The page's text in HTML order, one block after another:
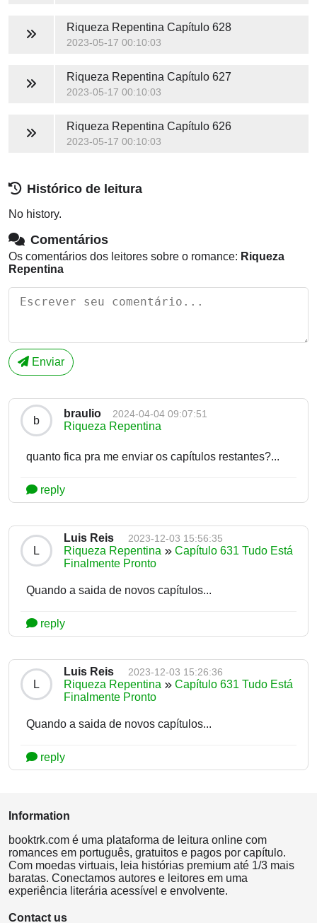
Riqueza Repentina Capítulo 628
2023-05-17 00:10:03
Riqueza Repentina Capítulo 627
2023-05-17 00:10:03
Riqueza Repentina Capítulo 626
2023-05-17 00:10:03
Histórico de leitura
No history.
Comentários
Os comentários dos leitores sobre o romance: Riqueza
Repentina
Enviar
b
braulio 2024-04-04 09:07:51
Riqueza Repentina
quanto fica pra me enviar os capítulos restantes?...
reply
L
Luis Reis 2023-12-03 15:56:35
Riqueza Repentina
Capítulo 631 Tudo Está
Finalmente Pronto
Quando a saida de novos capítulos...
reply
L
Luis Reis 2023-12-03 15:26:36
Riqueza Repentina
Capítulo 631 Tudo Está
Finalmente Pronto
Quando a saida de novos capítulos...
reply
Information
booktrk.com é uma plataforma de leitura online com
romances em português, gratuitos e pagos por capítulo.
Com moedas virtuais, leia histórias premium até 1/3 mais
baratas. Conectamos autores e leitores em uma
experiência literária acessível e envolvente.
Contact us